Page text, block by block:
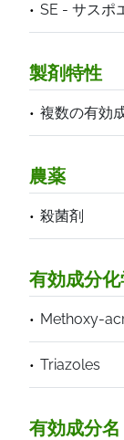
SE - サスポ
製剤特性
複数の有効
農薬
殺菌剤
有効成分
Methoxy-
Triazoles
有効成分名